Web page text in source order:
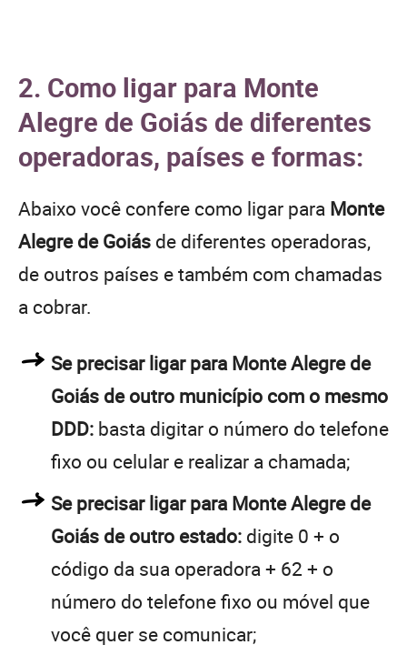
2. Como ligar para Monte
Alegre de Goiás de diferentes
operadoras, países e formas:
Abaixo você confere como ligar para Monte
Alegre de Goiás de diferentes operadoras,
de outros países e também com chamadas
a cobrar.
Se precisar ligar para Monte Alegre de
Goiás de outro município com o mesmo
DDD: basta digitar o número do telefone
fixo ou celular e realizar a chamada;
Se precisar ligar para Monte Alegre de
Goiás de outro estado: digite 0 + o
código da sua operadora + 62 + o
número do telefone fixo ou móvel que
você quer se comunicar;